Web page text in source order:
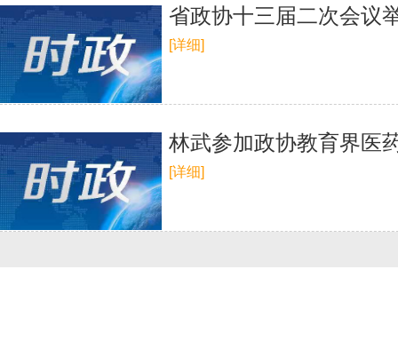
省政协十三届二次会议
[详细]
林武参加政协教育界医
[详细]